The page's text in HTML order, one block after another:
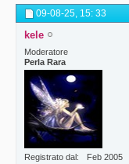
09-08-25, 15: 33
kele
Moderatore
Perla Rara
Registrato dal
Feb 2005